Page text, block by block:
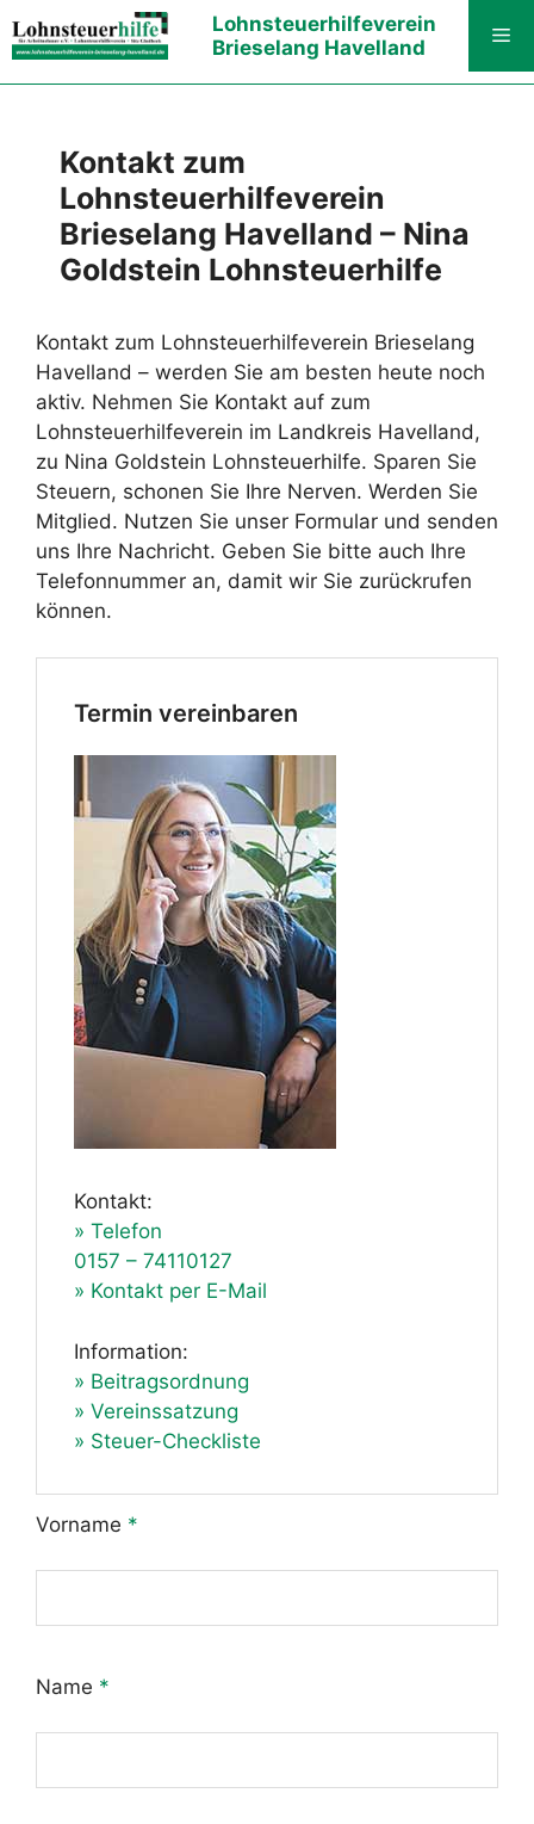
Inhalt
Lohnsteuerhilfeverein
Brieselang Havelland
Kontakt zum
Lohnsteuerhilfeverein
Brieselang Havelland – Nina
Goldstein Lohnsteuerhilfe
Kontakt zum Lohnsteuerhilfeverein Brieselang
Havelland – werden Sie am besten heute noch
aktiv. Nehmen Sie Kontakt auf zum
Lohnsteuerhilfeverein im Landkreis Havelland,
zu Nina Goldstein Lohnsteuerhilfe. Sparen Sie
Steuern, schonen Sie Ihre Nerven. Werden Sie
Mitglied. Nutzen Sie unser Formular und senden
uns Ihre Nachricht. Geben Sie bitte auch Ihre
Telefonnummer an, damit wir Sie zurückrufen
können.
Termin vereinbaren
Kontakt:
» Telefon
0157 – 74110127
» Kontakt per E-Mail
Information:
» Beitragsordnung
» Vereinssatzung
» Steuer-Checkliste
Vorname *
Name *